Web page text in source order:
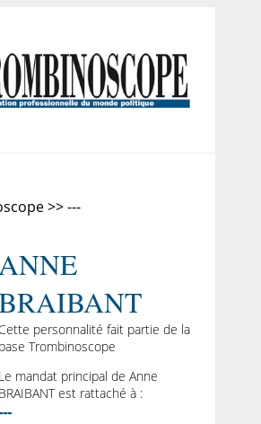
>> ---
Cette personnalité fait partie de la
base Trombinoscope
Le mandat principal de Anne
BRAIBANT est rattaché à :